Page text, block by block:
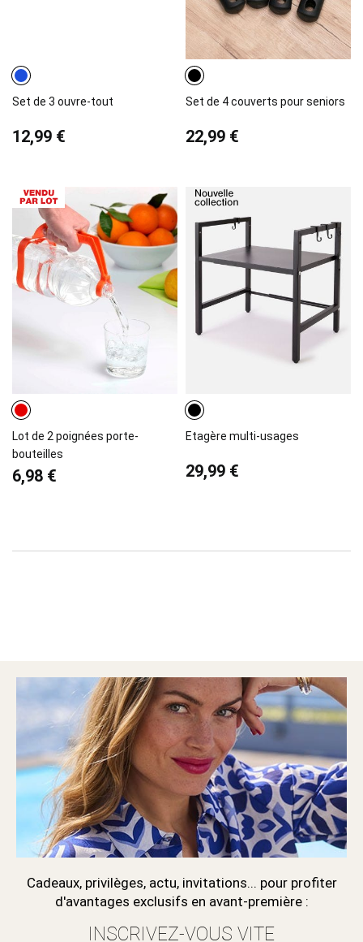
Set de 3 ouvre-tout
12,99 €
Set de 4 couverts pour seniors
22,99 €
Lot de 2 poignées porte-
bouteilles
6,98 €
Etagère multi-usages
29,99 €
Cadeaux, privilèges, actu, invitations... pour profiter
d'avantages exclusifs en avant-première :
INSCRIVEZ-VOUS VITE